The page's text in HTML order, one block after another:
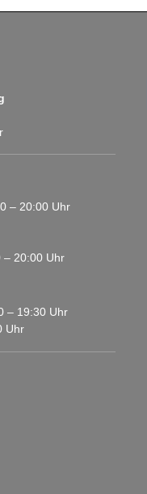
– 20:00 Uhr
– 20:00 Uhr
– 19:30 Uhr
Uhr